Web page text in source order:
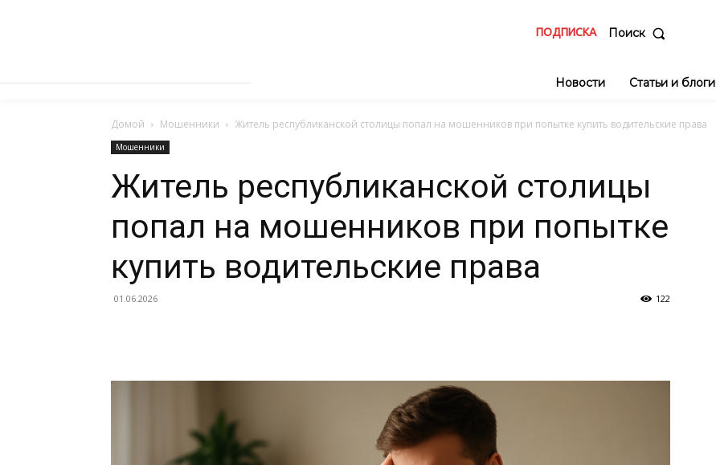
ПОДПИСКА Поиск
Новости Статьи и блоги
Домой Мошенники Житель республиканской столицы попал на мошенников при попытке купить водительские права
Мошенники
Житель республиканской столицы
попал на мошенников при попытке
купить водительские права
01.06.2026 122